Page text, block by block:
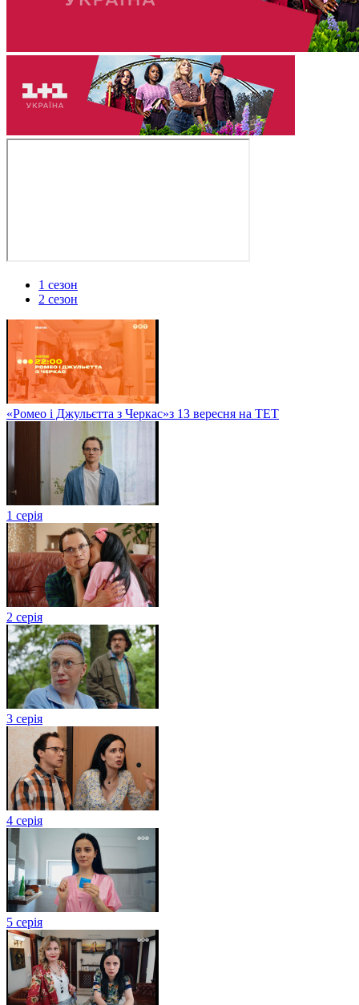
1 сезон
2 сезон
«Ромео і Джульєтта з Черкас»з 13 вересня на ТЕТ
1 серія
2 серія
3 серія
4 серія
5 серія